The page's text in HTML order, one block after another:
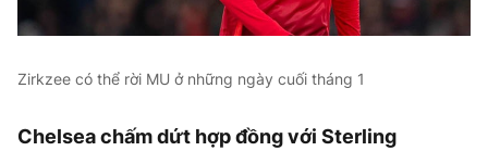
Zirkzee có thể rời MU ở những ngày cuối tháng 1
Chelsea chấm dứt hợp đồng với Sterling